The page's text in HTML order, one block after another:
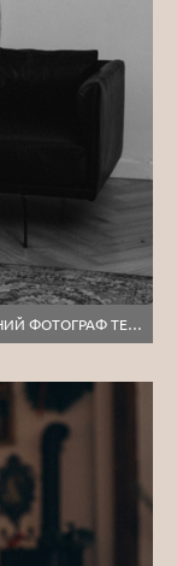
СІМЕЙНА ФОТОСЕСІЯ ТЕРНОПІЛЬ ЛЬВІВ, СІМЕЙНИЙ ФОТОГРАФ ТЕРНОПІЛЬ, ЗЙОМКА ДІТЕЙ